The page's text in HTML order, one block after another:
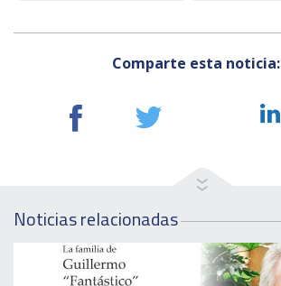
Comparte esta noticia:
Noticias relacionadas